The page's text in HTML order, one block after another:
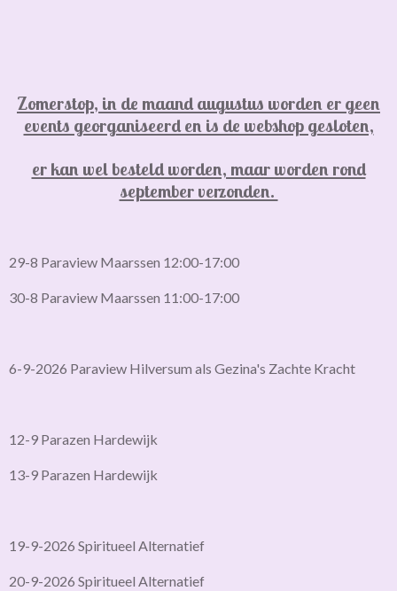
Zomerstop, in de maand augustus worden er geen
events georganiseerd en is de webshop gesloten,
er kan wel besteld worden, maar worden rond
september verzonden.
29-8 Paraview Maarssen 12:00-17:00
30-8 Paraview Maarssen 11:00-17:00
6-9-2026 Paraview Hilversum als Gezina's Zachte Kracht
12-9 Parazen Hardewijk
13-9 Parazen Hardewijk
19-9-2026 Spiritueel Alternatief
20-9-2026 Spiritueel Alternatief